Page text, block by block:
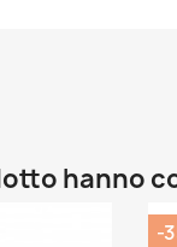
hanno
-